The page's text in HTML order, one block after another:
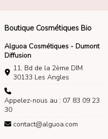
Boutique Cosmétiques Bio
Alguoa Cosmétiques - Dumont
Diffusion
11, Bd de la 2ème DIM
30133 Les Angles
Appelez-nous au : 07 83 09 23
30
contact@alguoa.com